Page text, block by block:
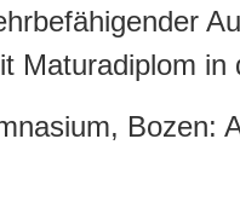
Maturadiplom
Bozen: